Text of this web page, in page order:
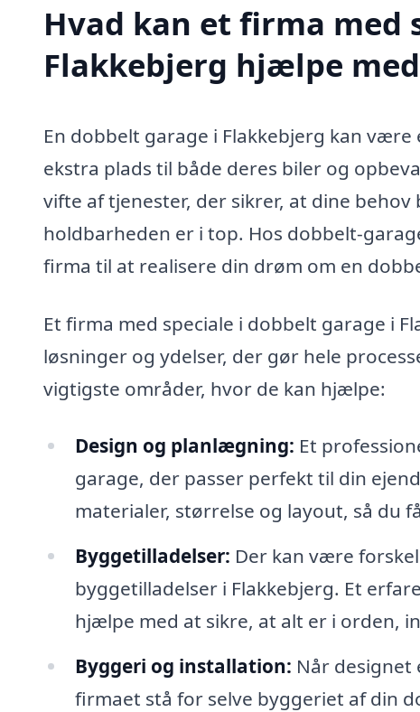
Hvad kan et firma med
Flakkebjerg hjælpe
En dobbelt garage i Flakkebjerg kan
ekstra plads til både deres biler og
vifte af tjenester, der sikrer, at dine
holdbarheden er i top. Hos dobbelt-
firma til at realisere din drøm om en
Et firma med speciale i dobbelt garage i
løsninger og ydelser, der gør hele
vigtigste områder, hvor de kan hjælpe:
Design og planlægning: Et
garage, der passer perfekt til din
materialer, størrelse og layout, så du
Byggetilladelser: Der kan være
byggetilladelser i Flakkebjerg. Et
hjælpe med at sikre, at alt er i orden,
Byggeri og installation: Når designet
firmaet stå for selve byggeriet af din